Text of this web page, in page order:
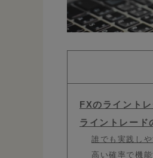
FXのライント
ライントレード
誰でも実践し
高い確率で機能